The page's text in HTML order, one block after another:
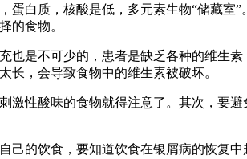
白质，核酸是低，多元素生物“储藏室
的食物。
是不可少的，患者是缺乏各种的维生
长，会导致食物中的维生素被破坏。
性酸味的食物就得注意了。其次，要
己的饮食，要知道饮食在银屑病的恢复